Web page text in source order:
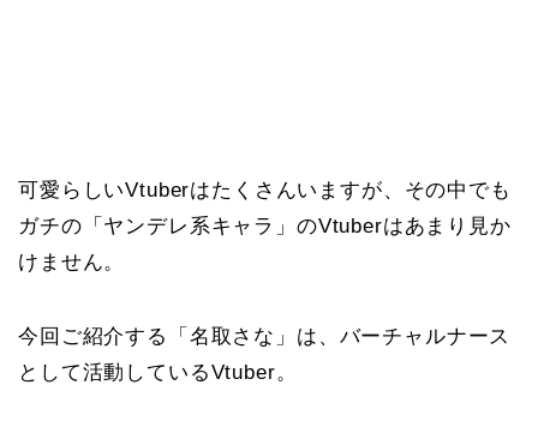
可愛らしいVtuberはたくさんいますが、その中でも
ガチの「ヤンデレ系キャラ」のVtuberはあまり見か
けません。
今回ご紹介する「名取さな」は、バーチャルナース
として活動しているVtuber。